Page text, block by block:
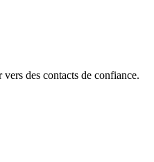
des contacts de confiance.